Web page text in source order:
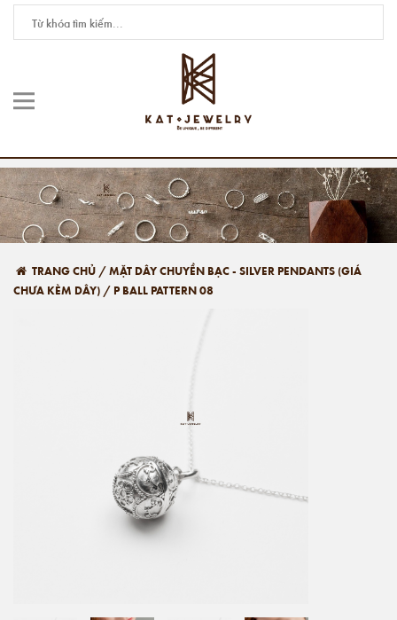
TRANG CHỦ /MẶT DÂY CHUYỀN BẠC - SILVER PENDANTS (GIÁ
CHƯA KÈM DÂY) / P BALL PATTERN 08